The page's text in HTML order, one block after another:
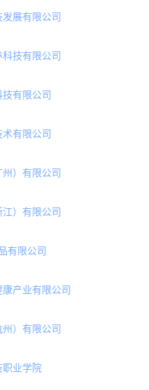
技有限公司
有限公司
技有限公司
科技有限公司
科技有限公司
展有限公司
技有限公司
有限公司
有限公司
）有限公司